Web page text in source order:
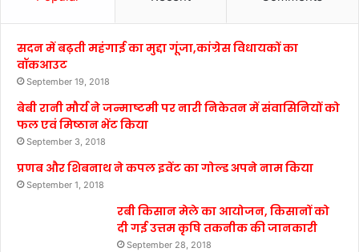
सदन में बढ़ती महंगाई का मुद्दा गूंजा,कांग्रेस विधायकों का
वॉकआउट
September 19, 2018
बेबी रानी मौर्य ने जन्माष्टमी पर नारी निकेतन में संवासिनियों को
फल एवं मिष्ठान भेंट किया
September 3, 2018
प्रणब और शिबनाथ ने कपल इवेंट का गोल्ड अपने नाम किया
September 1, 2018
रबी किसान मेले का आयोजन, किसानों को
दी गई उत्तम कृषि तकनीक की जानकारी
September 28, 2018